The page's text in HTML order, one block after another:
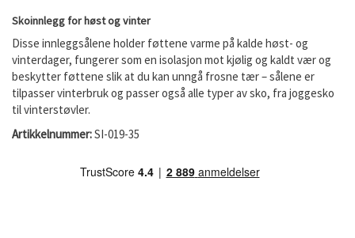
Skoinnlegg for høst og vinter
Disse innleggsålene holder føttene varme på kalde høst- og
vinterdager, fungerer som en isolasjon mot kjølig og kaldt vær og
beskytter føttene slik at du kan unngå frosne tær – sålene er
tilpasser vinterbruk og passer også alle typer av sko, fra joggesko
til vinterstøvler.
Artikkelnummer:SI-019-35